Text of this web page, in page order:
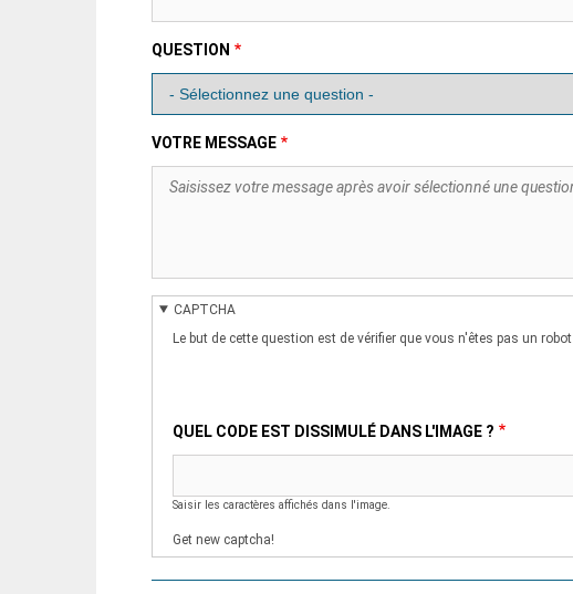
QUESTION
VOTRE MESSAGE
CAPTCHA
Le but de cette question est de vérifier que vous n'êtes pas un robot
QUEL CODE EST DISSIMULÉ DANS L'IMAGE ?
Saisir les caractères affichés dans l'image.
Get new captcha!